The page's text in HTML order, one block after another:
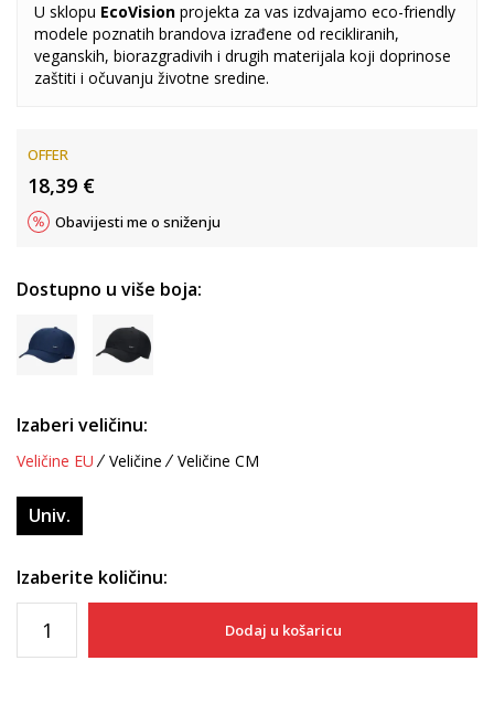
U sklopu EcoVision projekta za vas izdvajamo eco-friendly
modele poznatih brandova izrađene od recikliranih,
veganskih, biorazgradivih i drugih materijala koji doprinose
zaštiti i očuvanju životne sredine.
OFFER
18,39 €
Obavijesti me o sniženju
Dostupno u više boja:
Izaberi veličinu:
Veličine EU Veličine Veličine CM
Univ.
Izaberite količinu:
Dodaj u košaricu